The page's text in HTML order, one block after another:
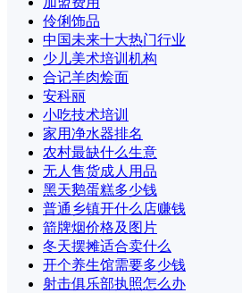
伶俐饰品
中国未来十大热门行业
少儿美术培训机构
合记羊肉烩面
安科丽
小吃技术培训
家用净水器排名
农村最缺什么生意
无人售货成人用品
黑天鹅蛋糕多少钱
普通乡镇开什么店赚钱
箭牌烟价格及图片
冬天摆摊适合卖什么
开个养生馆需要多少钱
射击俱乐部执照怎么办